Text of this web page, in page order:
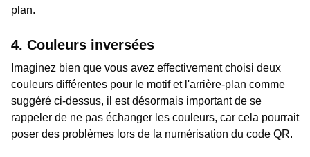
plan.
4. Couleurs inversées
Imaginez bien que vous avez effectivement choisi deux
couleurs différentes pour le motif et l'arrière-plan comme
suggéré ci-dessus, il est désormais important de se
rappeler de ne pas échanger les couleurs, car cela pourrait
poser des problèmes lors de la numérisation du code QR.